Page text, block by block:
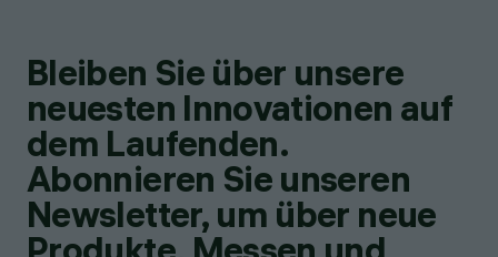
Bleiben Sie über unsere
neuesten Innovationen auf
dem Laufenden.
Abonnieren Sie unseren
Newsletter, um über neue